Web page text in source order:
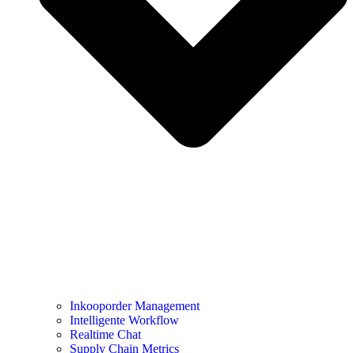
Inkooporder Management
Intelligente Workflow
Realtime Chat
Supply Chain Metrics